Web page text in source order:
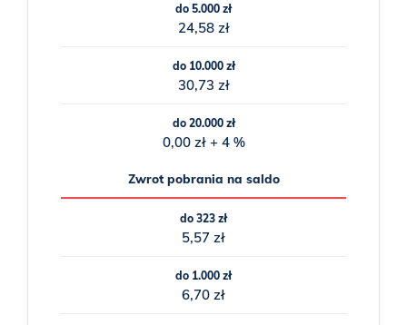
do 5.000 zł
24,58 zł
do 10.000 zł
30,73 zł
do 20.000 zł
0,00 zł + 4 %
Zwrot pobrania na saldo
do 323 zł
5,57 zł
do 1.000 zł
6,70 zł